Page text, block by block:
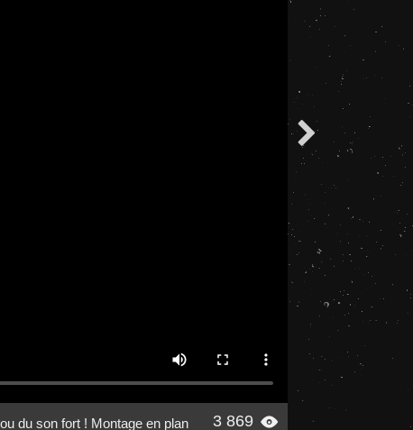

3 869 
du son fort ! Montage en plan